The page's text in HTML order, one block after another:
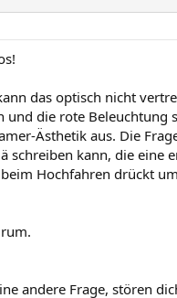
das optisch nicht
und die rote Beleuchtung
Ästhetik aus. Die
schreiben kann, die eine
Hochfahren drückt
andere Frage, stören